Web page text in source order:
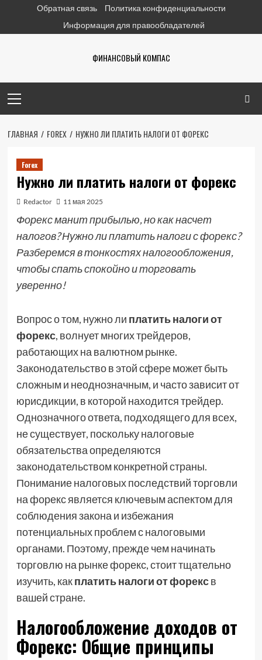
содержимому
Обратная связь
Политика конфиденциальности
Информация для правообладателей
ФИНАНСОВЫЙ КОМПАС
меню
ГЛАВНАЯ FOREX НУЖНО ЛИ ПЛАТИТЬ НАЛОГИ ОТ ФОРЕКС
Forex
Нужно ли платить налоги от форекс
Redactor 11 мая 2025
Форекс манит прибылью, но как насчет
налогов? Нужно ли платить налоги с форекс?
Разберемся в тонкостях налогообложения,
чтобы спать спокойно и торговать
уверенно!
Вопрос о том, нужно ли платить налоги от
форекс, волнует многих трейдеров,
работающих на валютном рынке.
Законодательство в этой сфере может быть
сложным и неоднозначным, и часто зависит от
юрисдикции, в которой находится трейдер.
Однозначного ответа, подходящего для всех,
не существует, поскольку налоговые
обязательства определяются
законодательством конкретной страны.
Понимание налоговых последствий торговли
на форекс является ключевым аспектом для
соблюдения закона и избежания
потенциальных проблем с налоговыми
органами. Поэтому, прежде чем начинать
торговлю на рынке форекс, стоит тщательно
изучить, какплатить налоги от форексв
вашей стране.
Налогообложение доходов от
Форекс: Общие принципы